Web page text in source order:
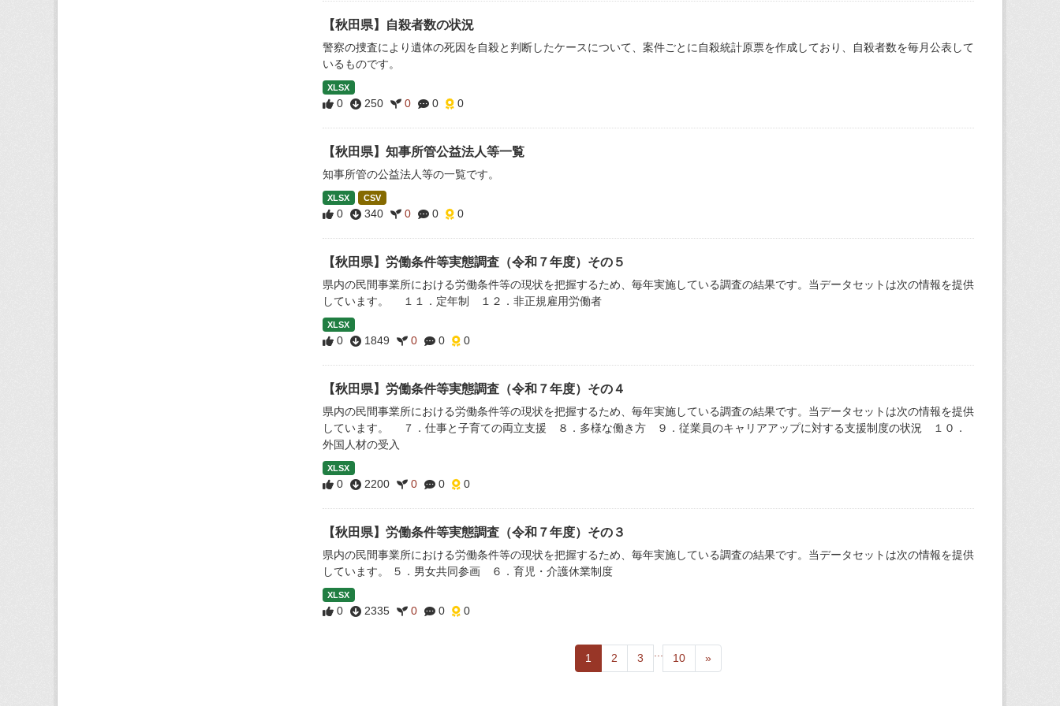
【秋田県】自殺者数の状況
警察の捜査により遺体の死因を自殺と判断したケースについて、案件ごとに自殺統計原票を作成しており、自殺者数を毎月公表して
いるものです。
XLSX
0 250 0 0 0
【秋田県】知事所管公益法人等一覧
知事所管の公益法人等の一覧です。
XLSX CSV
0 340 0 0 0
【秋田県】労働条件等実態調査（令和７年度）その５
県内の民間事業所における労働条件等の現状を把握するため、毎年実施している調査の結果です。当データセットは次の情報を提供
しています。 １１．定年制 １２．非正規雇用労働者
XLSX
0 1849 0 0 0
【秋田県】労働条件等実態調査（令和７年度）その４
県内の民間事業所における労働条件等の現状を把握するため、毎年実施している調査の結果です。当データセットは次の情報を提供
しています。 ７．仕事と子育ての両立支援 ８．多様な働き方 ９．従業員のキャリアアップに対する支援制度の状況 １０．
外国人材の受入
XLSX
0 2200 0 0 0
【秋田県】労働条件等実態調査（令和７年度）その３
県内の民間事業所における労働条件等の現状を把握するため、毎年実施している調査の結果です。当データセットは次の情報を提供
しています。 ５．男女共同参画 ６．育児・介護休業制度
XLSX
0 2335 0 0 0
1 2 3 10 »